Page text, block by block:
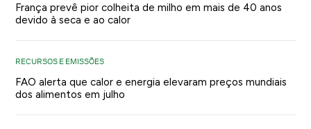
França prevê pior colheita de milho em mais de 40 anos
devido à seca e ao calor
RECURSOS E EMISSÕES
FAO alerta que calor e energia elevaram preços mundiais
dos alimentos em julho